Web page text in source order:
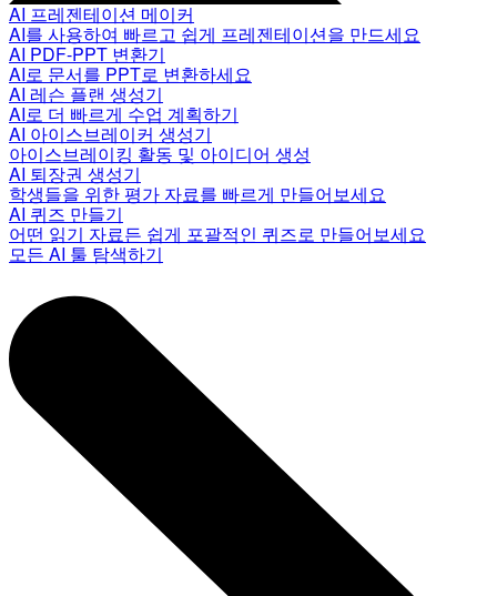
AI 프레젠테이션 메이커
AI를 사용하여 빠르고 쉽게 프레젠테이션을 만드세요
AI PDF-PPT 변환기
AI로 문서를 PPT로 변환하세요
AI 레슨 플랜 생성기
AI로 더 빠르게 수업 계획하기
AI 아이스브레이커 생성기
아이스브레이킹 활동 및 아이디어 생성
AI 퇴장권 생성기
학생들을 위한 평가 자료를 빠르게 만들어보세요
AI 퀴즈 만들기
어떤 읽기 자료든 쉽게 포괄적인 퀴즈로 만들어보세요
모든 AI 툴 탐색하기